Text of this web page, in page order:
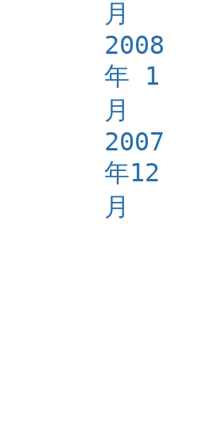
月
2008
年 1
月
2007
年12
月